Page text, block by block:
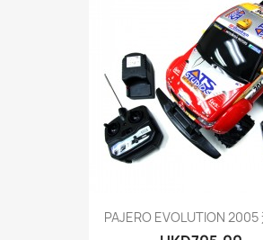
PAJERO EVOLUTION 2005